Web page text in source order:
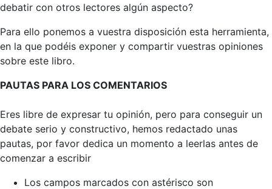
debatir con otros lectores algún aspecto?
Para ello ponemos a vuestra disposición esta herramienta,
en la que podéis exponer y compartir vuestras opiniones
sobre este libro.
PAUTAS PARA LOS COMENTARIOS
Eres libre de expresar tu opinión, pero para conseguir un
debate serio y constructivo, hemos redactado unas
pautas, por favor dedica un momento a leerlas antes de
comenzar a escribir
Los campos marcados con astérisco son